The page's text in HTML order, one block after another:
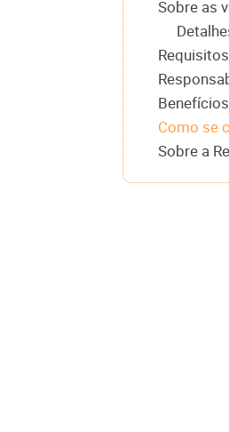
Sobre as
Como se
Sobre a